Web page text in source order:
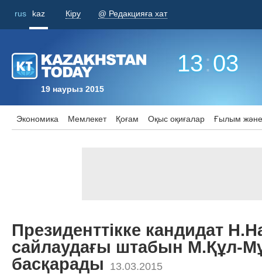
rus kaz Кіру @ Редакцияға хат
19 наурыз 2015
13:03
Экономика Мемлекет Қоғам Оқыс оқиғалар Ғылым және
Президенттікке кандидат
сайлаудағы штабын М.Құл-
басқарады
13.03.2015